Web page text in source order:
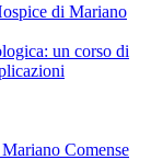
di Mariano
un corso di
Comense